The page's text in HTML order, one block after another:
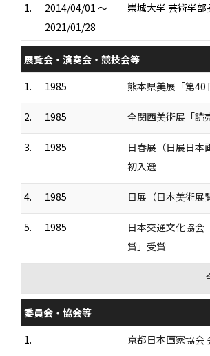
1.
2014/04/01 ～
2021/01/28
崇城大学 芸術学部
展覧会・演奏会・競技会等
1.
1985 熊本県美展「第40
2. 1985 全関西美術展「読
3. 1985
日春展（日展日
初入選
4. 1985 日展（日本美術
5. 1985
日本交通文化協会
賞」受賞
委員会・協会等
1.
京都日本画家協会